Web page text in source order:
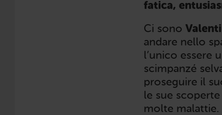
fatica,
Ci sono
andare nello
l’unico essere
scimpanzé
proseguire il
le sue
molte malattie.